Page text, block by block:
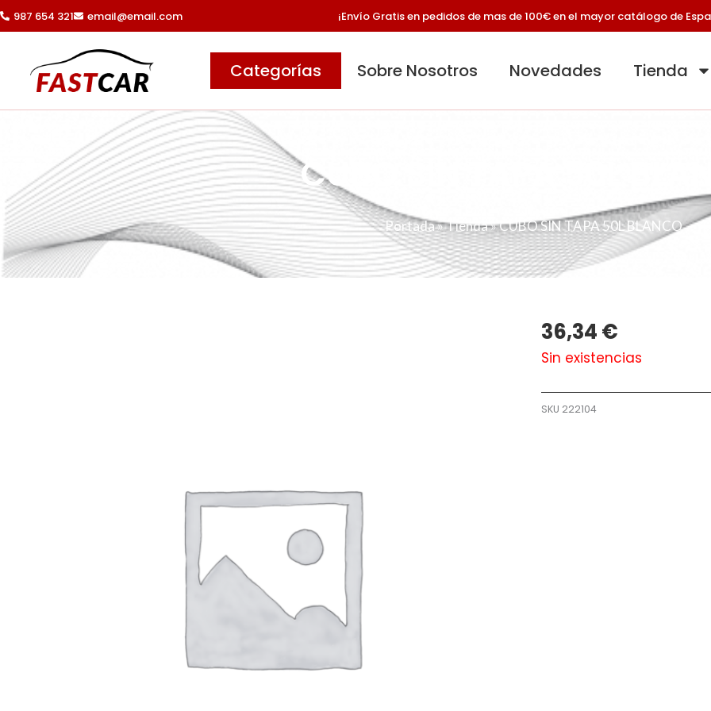
Ir
al
contenido
987 654 321 email@email.com ¡Envío Gratis en pedidos de mas de 100€ en el mayor catálogo de
Categorías Sobre Nosotros Novedades Tienda
CUBO SIN TAPA 50L
Portada»Tienda»CUBO SIN TAPA 50L BLANCO
36,34€
Sin existencias
SKU 222104